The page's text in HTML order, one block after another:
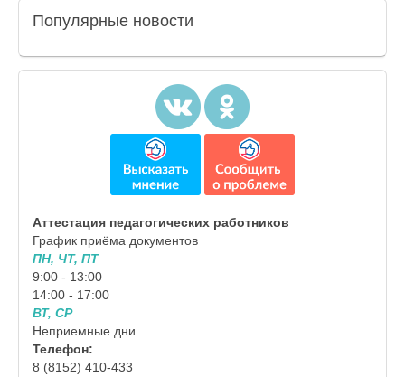
Популярные новости
Аттестация педагогических работников
График приёма документов
ПН, ЧТ, ПТ
9:00 - 13:00
14:00 - 17:00
ВТ, СР
Неприемные дни
Телефон:
8 (8152) 410-433